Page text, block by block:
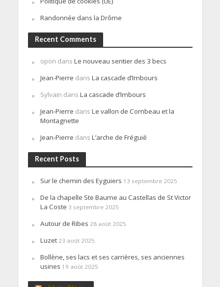
Randonnée dans la Drôme
Recent Comments
opon dans Le nouveau sentier des 3 becs
Jean-Pierre dans La cascade d’Imbours
Sylvain dans La cascade d’Imbours
Jean-Pierre dans Le vallon de Combeau et la
Montagnette
Jean-Pierre dans L’arche de Fréguié
Recent Posts
Sur le chemin des Eyguiers 13 septembre 2025
De la chapelle Ste Baume au Castellas de St Victor
La Coste 3 septembre 2025
Autour de Ribes 28 août 2025
Luzet 23 août 2025
Bollène, ses lacs et ses carrières, ses anciennes
usines 19 août 2025